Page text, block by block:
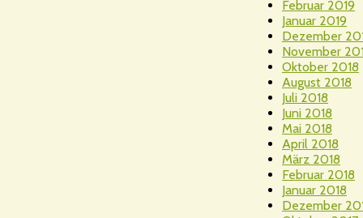
Februar 2019
Januar 2019
Dezember
November
Oktober 2018
August 2018
Juli 2018
Juni 2018
Mai 2018
April 2018
März 2018
Februar 2018
Januar 2018
Dezember